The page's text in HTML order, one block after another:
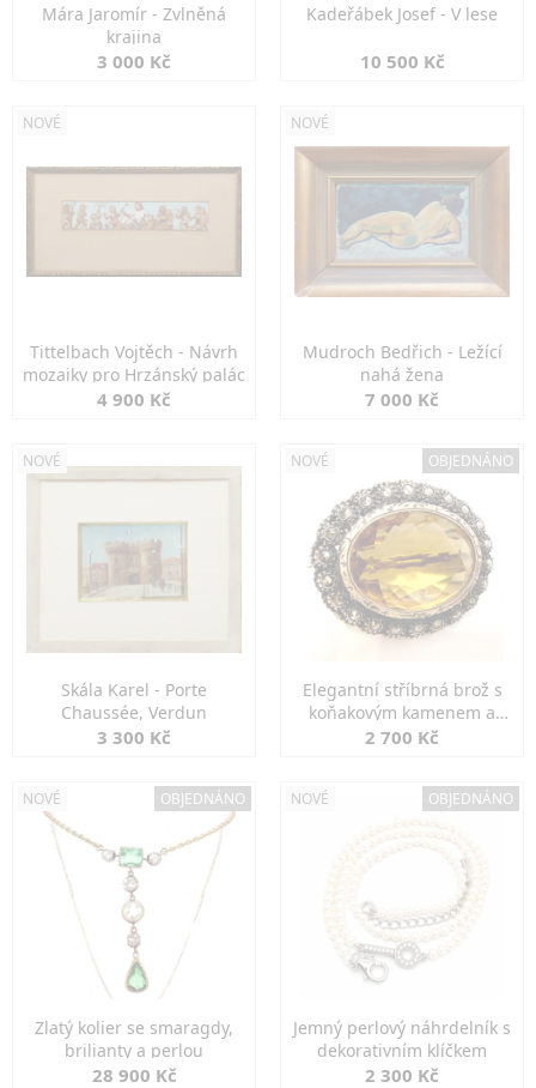
Mára Jaromír - Zvlněná
krajina
3 000 Kč
Kadeřábek Josef - V lese
10 500 Kč
NOVÉ
Tittelbach Vojtěch - Návrh
mozaiky pro Hrzánský palác
4 900 Kč
NOVÉ
Mudroch Bedřich - Ležící
nahá žena
7 000 Kč
NOVÉ
Skála Karel - Porte
Chaussée, Verdun
3 300 Kč
NOVÉ OBJEDNÁNO
Elegantní stříbrná brož s
koňakovým kamenem a
markazity
2 700 Kč
NOVÉ OBJEDNÁNO
Zlatý kolier se smaragdy,
brilianty a perlou
28 900 Kč
NOVÉ OBJEDNÁNO
Jemný perlový náhrdelník s
dekorativním klíčkem
2 300 Kč